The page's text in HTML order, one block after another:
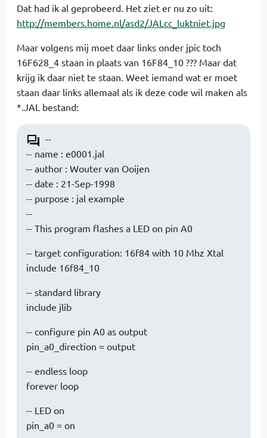
Dat had ik al geprobeerd. Het ziet er nu zo uit:
http://members.home.nl/asd2/JALcc_luktniet.jpg
Maar volgens mij moet daar links onder jpic toch
16F628_4 staan in plaats van 16F84_10 ??? Maar dat
krijg ik daar niet te staan. Weet iemand wat er moet
staan daar links allemaal als ik deze code wil maken als
*.JAL bestand:
--
-- name : e0001.jal
-- author : Wouter van Ooijen
-- date : 21-Sep-1998
-- purpose : jal example
--
-- This program flashes a LED on pin A0
-- target configuration: 16f84 with 10 Mhz Xtal
include 16f84_10
-- standard library
include jlib
-- configure pin A0 as output
pin_a0_direction = output
-- endless loop
forever loop
-- LED on
pin_a0 = on